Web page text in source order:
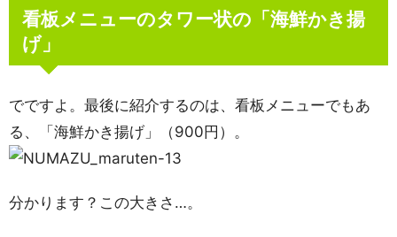
看板メニューのタワー状の「海鮮かき揚
げ」
でですよ。最後に紹介するのは、看板メニューでもあ
る、「海鮮かき揚げ」（900円）。
分かります？この大きさ…。